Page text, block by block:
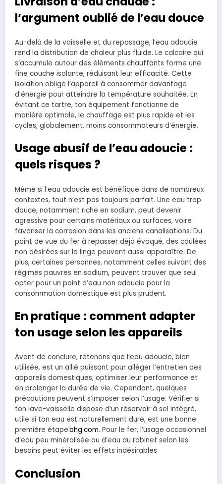
l’argument oublié de l’eau douce
Au-delà de la vaisselle et du repassage, l’eau adoucie
rend la distribution de chaleur plus fluide. Le calcaire qui
s’accumule autour des éléments chauffants forme une
fine couche isolante, réduisant leur efficacité. Cette
isolation oblige l’appareil à consommer davantage
d’énergie pour atteindre la température souhaitée. En
évitant ce tartre, ton équipement fonctionne de
manière optimale, le chauffage est plus rapide et les
cycles, globalement, moins consommateurs d’énergie.
Usage abusif de l’eau adoucie :
quels risques ?
Même si l’eau adoucie est bénéfique dans de nombreux
contextes, tout n’est pas toujours parfait. Une eau trop
douce, notamment riche en sodium, peut devenir
agressive pour certains matériaux ou surfaces, voire
favoriser la corrosion dans les anciens canalisations. Du
point de vue du fer à repasser déjà évoqué, des coulées
non désirées sur le linge peuvent aussi apparaître. De
plus, certaines personnes, notamment celles suivant des
régimes pauvres en sodium, peuvent trouver que seul
opter pour un point d’eau non adoucie pour la
consommation domestique est plus prudent.
En pratique : comment adapter
ton usage selon les appareils
Avant de conclure, retenons que l’eau adoucie, bien
utilisée, est un allié puissant pour alléger l’entretien des
appareils domestiques, optimiser leur performance et
en prolonger la durée de vie. Cependant, quelques
précautions peuvent s’imposer selon l’usage. Vérifier si
ton lave-vaisselle dispose d’un réservoir à sel intégré,
utile si ton eau est naturellement dure, est une bonne
première étapebhg.com. Pour le fer, l’usage occasionnel
d’eau peu minéralisée ou d’eau du robinet selon les
besoins peut éviter les effets indésirables
Conclusion